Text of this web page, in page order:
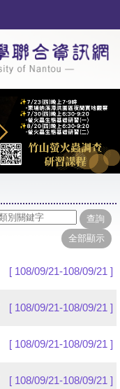
[ 108/09/21-108/09/21 ]
[ 108/09/21-108/09/21 ]
[ 108/09/21-108/09/21 ]
[ 108/09/21-108/09/21 ]